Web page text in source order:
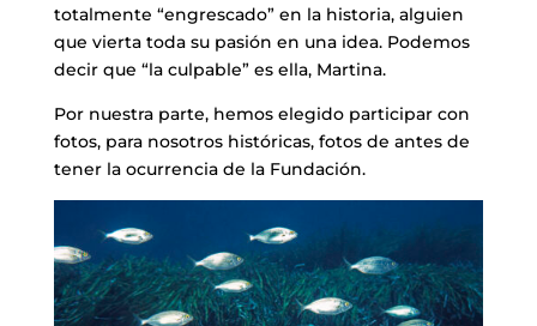
totalmente “engrescado” en la historia, alguien
que vierta toda su pasión en una idea. Podemos
decir que “la culpable” es ella, Martina.
Por nuestra parte, hemos elegido participar con
fotos, para nosotros históricas, fotos de antes de
tener la ocurrencia de la Fundación.